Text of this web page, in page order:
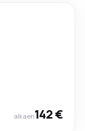
alkaen142 €